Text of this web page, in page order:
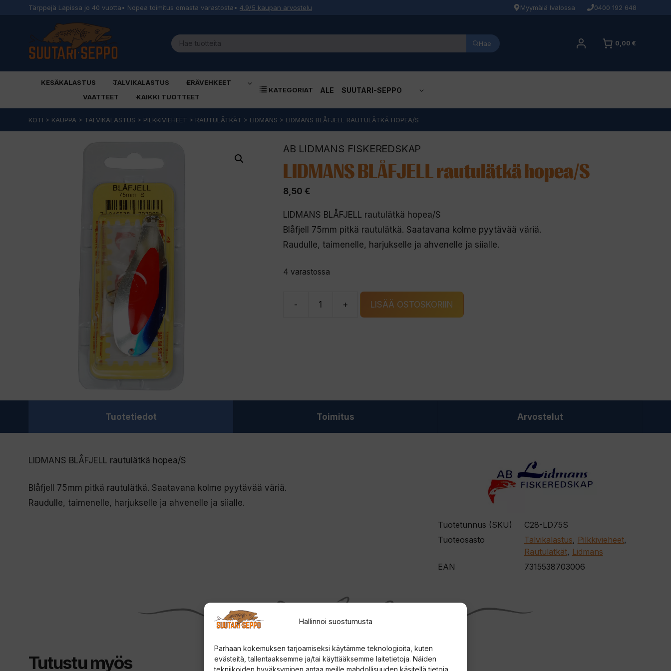
Hallinnoi suostumusta
Parhaan kokemuksen tarjoamiseksi käytämme teknologioita, kuten
evästeitä, tallentaaksemme ja/tai käyttääksemme laitetietoja. Näiden
Tärppejä Lapissa jo 40 vuotta• Nopea toimitus omasta varastosta• 4.9/5 kaupan arvostelu Myymälä Ivalossa 0400 192 648
Hae 0,00 €
KESÄKALASTUS TALVIKALASTUS
ERÄVEHKEET
VAATTEET
KAIKKI TUOTTEET
KATEGORIAT ALE SUUTARI-SEPPO
sisältöön
KOTI > KAUPPA > TALVIKALASTUS > PILKKIVIEHEET > RAUTULÄTKÄT > LIDMANS > LIDMANS BLÅFJELL RAUTULÄTKÄ HOPEA/S
AB LIDMANS FISKEREDSKAP
LIDMANS BLÅFJELL rautulätkä hopea/S
8,50 €
LIDMANS BLÅFJELL rautulätkä hopea/S
Blåfjell 75mm pitkä rautulätkä. Saatavana kolme pyytävää väriä.
Raudulle, taimenelle, harjukselle ja ahvenelle ja siialle.
4 varastossa
- + LISÄÄ OSTOSKORIIN
Tuotetiedot Toimitus Arvostelut
LIDMANS BLÅFJELL rautulätkä hopea/S
Blåfjell 75mm pitkä rautulätkä. Saatavana kolme pyytävää väriä.
Raudulle, taimenelle, harjukselle ja ahvenelle ja siialle.
Tuotetunnus (SKU)
C28-LD75S
Tuoteosasto
Talvikalastus, Pilkkivieheet,
Rautulätkät, Lidmans
EAN
7315538703006
Tutustu myös